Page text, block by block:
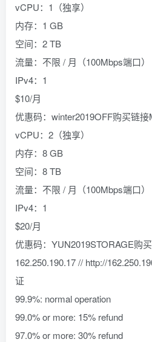
vCPU：1（独享）
内存：1 GB
空间：2 TB
流量：不限 / 月（100Mbps端口）
IPv4：1
$10/月
优惠码：winter2019OFF购买链
vCPU：2（独享）
内存：8 GB
空间：8 TB
流量：不限 / 月（100Mbps端口）
IPv4：1
$20/月
优惠码：YUN2019STORAGE购买
162.250.190.17 // http://
证
99.9%: normal operation
99.0% or more: 15% refund
97.0% or more: 30% refund